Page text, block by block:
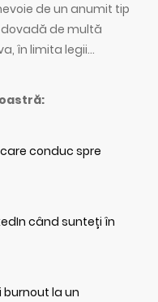
de un anumit tip
de multă
în limita legii…
conduc spre
când sunteți în
la un